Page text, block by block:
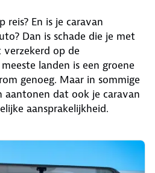
reis? En is je caravan
Dan is schade die je met
verzekerd op de
landen is een groene
genoeg. Maar in sommige
aantonen dat ook je caravan
aansprakelijkheid.